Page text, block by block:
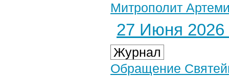
Митрополит
27 Июня 2026
Журнал
Обращение